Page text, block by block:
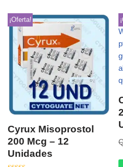
¡Oferta!
Cyrux Misoprostol
200 Mcg – 12
Unidades